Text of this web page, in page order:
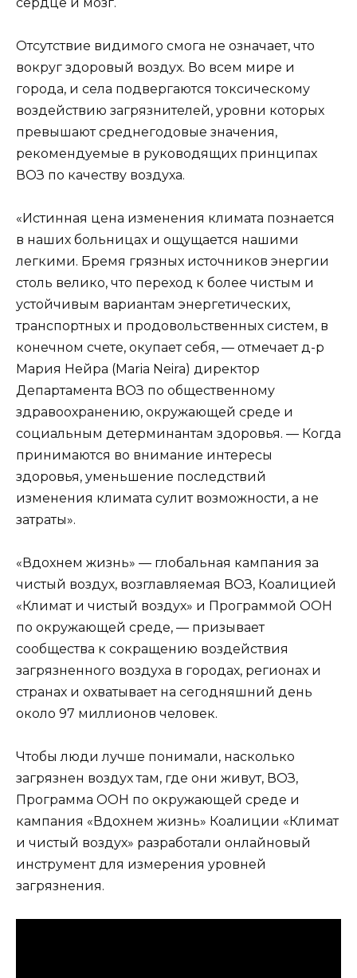
Отсутствие видимого смога не означает, что
вокруг здоровый воздух. Во всем мире и
города, и села подвергаются токсическому
воздействию загрязнителей, уровни которых
превышают среднегодовые значения,
рекомендуемые в руководящих принципах
ВОЗ по качеству воздуха.
«Истинная цена изменения климата познается
в наших больницах и ощущается нашими
легкими. Бремя грязных источников энергии
столь велико, что переход к более чистым и
устойчивым вариантам энергетических,
транспортных и продовольственных систем, в
конечном счете, окупает себя, — отмечает д-р
Мария Нейра (Maria Neira) директор
Департамента ВОЗ по общественному
здравоохранению, окружающей среде и
социальным детерминантам здоровья. — Когда
принимаются во внимание интересы
здоровья, уменьшение последствий
изменения климата сулит возможности, а не
затраты».
«Вдохнем жизнь» — глобальная кампания за
чистый воздух, возглавляемая ВОЗ, Коалицией
«Климат и чистый воздух» и Программой ООН
по окружающей среде, — призывает
сообщества к сокращению воздействия
загрязненного воздуха в городах, регионах и
странах и охватывает на сегодняшний день
около 97 миллионов человек.
Чтобы люди лучше понимали, насколько
загрязнен воздух там, где они живут, ВОЗ,
Программа ООН по окружающей среде и
кампания «Вдохнем жизнь» Коалиции «Климат
и чистый воздух» разработали онлайновый
инструмент для измерения уровней
загрязнения.